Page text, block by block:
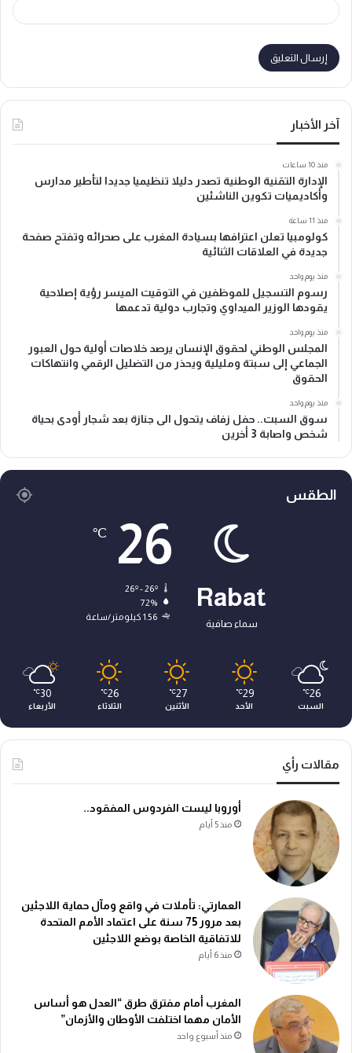
آخر الأخبار
منذ 10 ساعات
الإدارة التقنية الوطنية تصدر دليلا تنظيميا جديدا لتأطير مدارس
وأكاديميات تكوين الناشئين
منذ 11 ساعة
كولومبيا تعلن اعترافها بسيادة المغرب على صحرائه وتفتح صفحة
جديدة في العلاقات الثنائية
منذ يوم واحد
رسوم التسجيل للموظفين في التوقيت الميسر رؤية إصلاحية
يقودها الوزير الميداوي وتجارب دولية تدعمها
منذ يوم واحد
المجلس الوطني لحقوق الإنسان يرصد خلاصات أولية حول العبور
الجماعي إلى سبتة ومليلية ويحذر من التضليل الرقمي وانتهاكات
الحقوق
منذ يوم واحد
سوق السبت.. حفل زفاف يتحول الى جنازة بعد شجار أودى بحياة
شخص واصابة 3 أخرين
الطقس
Rabat
سماء صافية
26
℃
72%
1.56 كيلومتر/ساعة
26
℃
السبت
29
℃
الأحد
27
℃
الأثنين
26
℃
الثلاثاء
30
℃
الأربعاء
مقالات رأي
أوروبا ليست الفردوس المفقود..
منذ 5 أيام
العمارتي: تأملات في واقع ومآل حماية اللاجئين
بعد مرور 75 سنة على اعتماد الأمم المتحدة
للاتفاقية الخاصة بوضع اللاجئين
منذ 6 أيام
المغرب أمام مفترق طرق “العدل هو أساس
الأمان مهما اختلفت الأوطان والأزمان”
منذ أسبوع واحد